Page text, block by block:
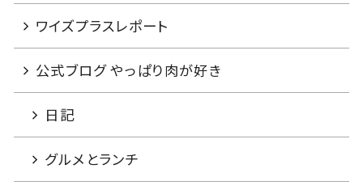
ワイズプラスレポート
公式ブログ やっぱり肉が好き
日記
グルメとランチ